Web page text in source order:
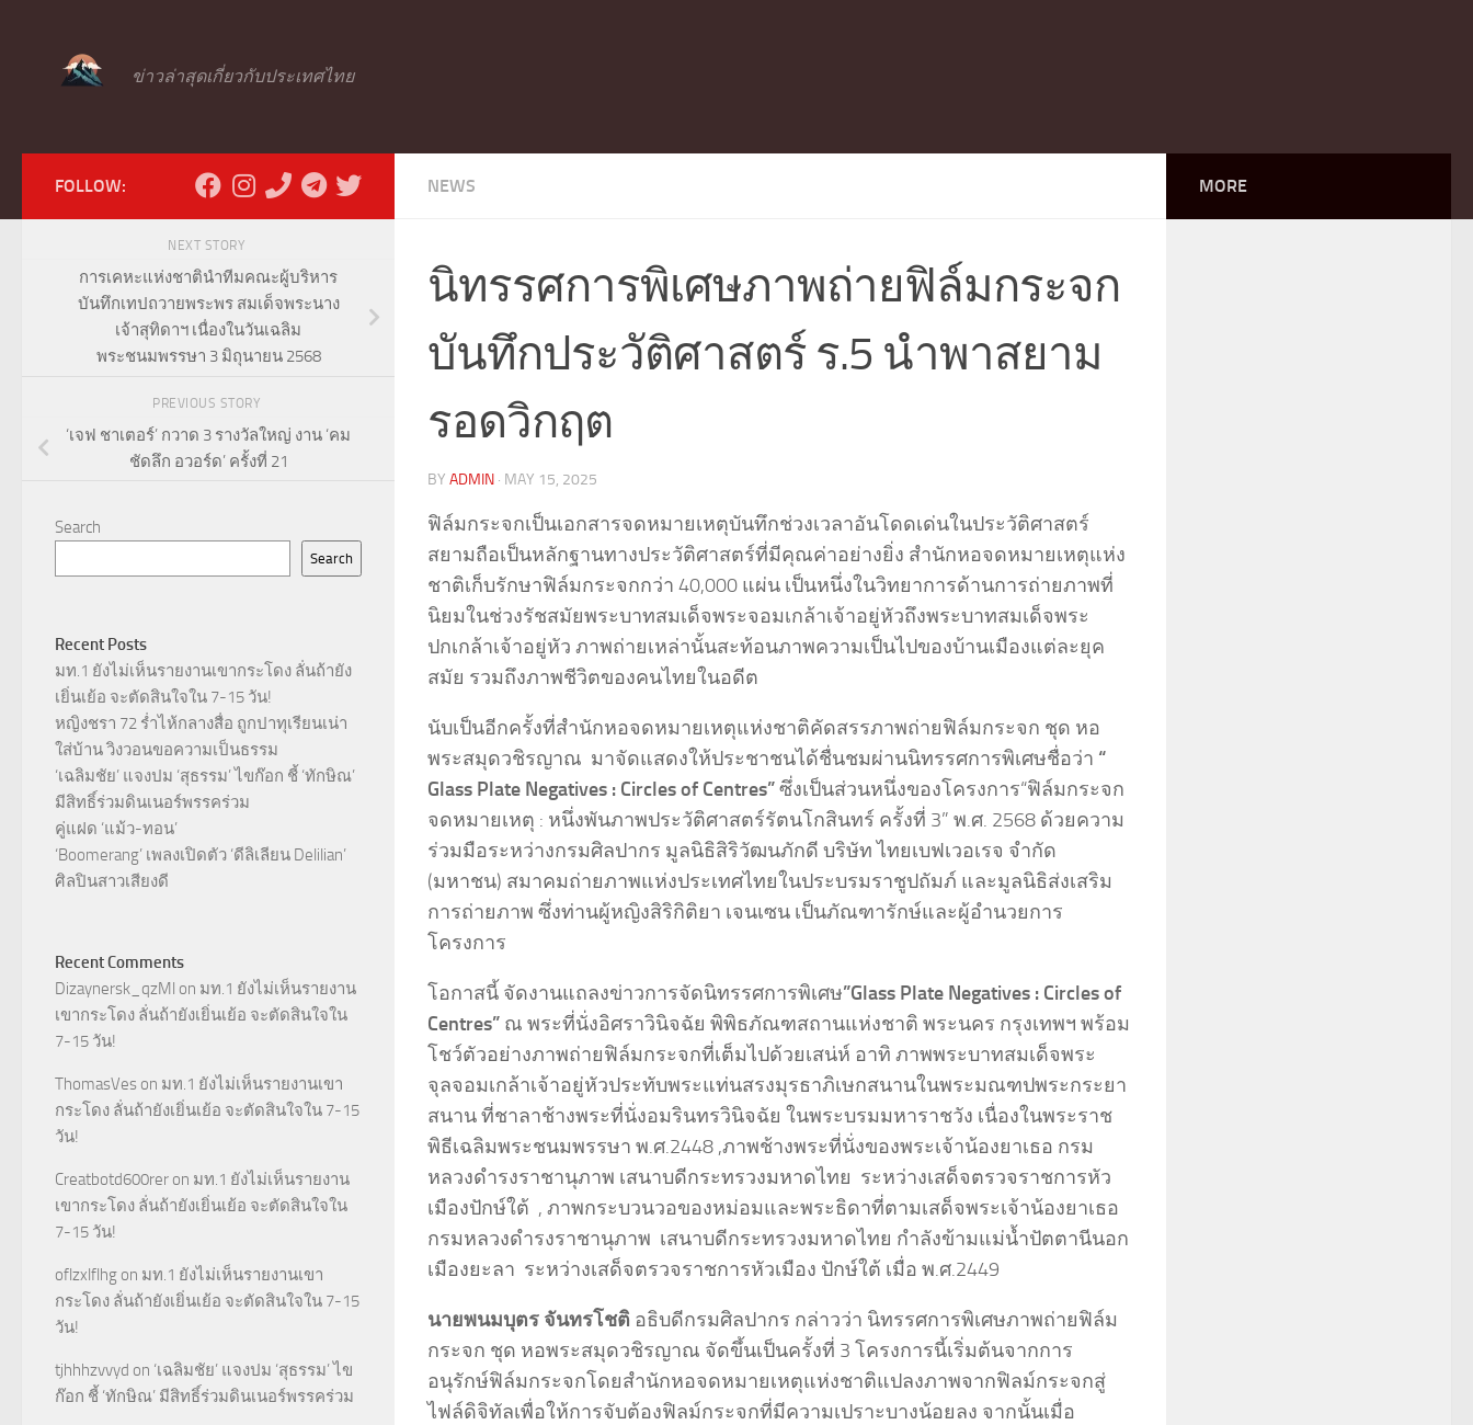
ข่าวล่าสุดเกี่ยวกับประเทศไทย
NEWS
นิทรรศการพิเศษภาพถ่ายฟิล์มกระจก
บันทึกประวัติศาสตร์ ร.5 นำพาสยาม
รอดวิกฤต
BY ADMIN · MAY 15, 2025
ฟิล์มกระจกเป็นเอกสารจดหมายเหตุบันทึกช่วงเวลาอันโดดเด่นในประวัติศาสตร์
สยามถือเป็นหลักฐานทางประวัติศาสตร์ที่มีคุณค่าอย่างยิ่ง สำนักหอจดหมายเหตุแห่ง
ชาติเก็บรักษาฟิล์มกระจกกว่า 40,000 แผ่น เป็นหนึ่งในวิทยาการด้านการถ่ายภาพที่
นิยมในช่วงรัชสมัยพระบาทสมเด็จพระจอมเกล้าเจ้าอยู่หัวถึงพระบาทสมเด็จพระ
ปกเกล้าเจ้าอยู่หัว ภาพถ่ายเหล่านั้นสะท้อนภาพความเป็นไปของบ้านเมืองแต่ละยุค
สมัย รวมถึงภาพชีวิตของคนไทยในอดีต
นับเป็นอีกครั้งที่สำนักหอจดหมายเหตุแห่งชาติคัดสรรภาพถ่ายฟิล์มกระจก ชุด หอ
พระสมุดวชิรญาณ มาจัดแสดงให้ประชาชนได้ชื่นชมผ่านนิทรรศการพิเศษชื่อว่า “
Glass Plate Negatives : Circles of Centres”ซึ่งเป็นส่วนหนึ่งของโครงการ“ฟิล์มกระจก
จดหมายเหตุ : หนึ่งพันภาพประวัติศาสตร์รัตนโกสินทร์ ครั้งที่ 3” พ.ศ. 2568 ด้วยความ
ร่วมมือระหว่างกรมศิลปากร มูลนิธิสิริวัฒนภักดี บริษัท ไทยเบฟเวอเรจ จำกัด
(มหาชน) สมาคมถ่ายภาพแห่งประเทศไทยในประบรมราชูปถัมภ์ และมูลนิธิส่งเสริม
การถ่ายภาพ ซึ่งท่านผู้หญิงสิริกิติยา เจนเซน เป็นภัณฑารักษ์และผู้อำนวยการ
โครงการ
โอกาสนี้ จัดงานแถลงข่าวการจัดนิทรรศการพิเศษ”Glass Plate Negatives : Circles of
Centres” ณ พระที่นั่งอิศราวินิจฉัย พิพิธภัณฑสถานแห่งชาติ พระนคร กรุงเทพฯ พร้อม
โชว์ตัวอย่างภาพถ่ายฟิล์มกระจกที่เต็มไปด้วยเสน่ห์ อาทิ ภาพพระบาทสมเด็จพระ
จุลจอมเกล้าเจ้าอยู่หัวประทับพระแท่นสรงมุรธาภิเษกสนานในพระมณฑปพระกระยา
สนาน ที่ชาลาช้างพระที่นั่งอมรินทรวินิจฉัย ในพระบรมมหาราชวัง เนื่องในพระราช
พิธีเฉลิมพระชนมพรรษา พ.ศ.2448 ,ภาพช้างพระที่นั่งของพระเจ้าน้องยาเธอ กรม
หลวงดำรงราชานุภาพ เสนาบดีกระทรวงมหาดไทย ระหว่างเสด็จตรวจราชการหัว
เมืองปักษ์ใต้ , ภาพกระบวนวอของหม่อมและพระธิดาที่ตามเสด็จพระเจ้าน้องยาเธอ
กรมหลวงดำรงราชานุภาพ เสนาบดีกระทรวงมหาดไทย กำลังข้ามแม่น้ำปัตตานีนอก
เมืองยะลา ระหว่างเสด็จตรวจราชการหัวเมือง ปักษ์ใต้ เมื่อ พ.ศ.2449
นายพนมบุตร จันทรโชติ อธิบดีกรมศิลปากร กล่าวว่า นิทรรศการพิเศษภาพถ่ายฟิล์ม
กระจก ชุด หอพระสมุดวชิรญาณ จัดขึ้นเป็นครั้งที่ 3 โครงการนี้เริ่มต้นจากการ
อนุรักษ์ฟิล์มกระจกโดยสำนักหอจดหมายเหตุแห่งชาติแปลงภาพจากฟิลม์กระจกสู่
ไฟล์ดิจิทัลเพื่อให้การจับต้องฟิลม์กระจกที่มีความเปราะบางน้อยลง จากนั้นเมื่อ
FOLLOW:
NEXT STORY
การเคหะแห่งชาตินำทีมคณะผู้บริหาร
บันทึกเทปถวายพระพร สมเด็จพระนาง
เจ้าสุทิดาฯ เนื่องในวันเฉลิม
พระชนมพรรษา 3 มิถุนายน 2568
PREVIOUS STORY
‘เจฟ ชาเตอร์’ กวาด 3 รางวัลใหญ่ งาน ‘คม
ชัดลึก อวอร์ด’ ครั้งที่ 21
Search
Search
Recent Posts
มท.1 ยังไม่เห็นรายงานเขากระโดง ลั่นถ้ายัง
เยิ่นเย้อ จะตัดสินใจใน 7-15 วัน!
หญิงชรา 72 ร่ำไห้กลางสื่อ ถูกปาทุเรียนเน่า
ใส่บ้าน วิงวอนขอความเป็นธรรม
‘เฉลิมชัย’ แจงปม ‘สุธรรม’ ไขก๊อก ชี้ ‘ทักษิณ’
มีสิทธิ์ร่วมดินเนอร์พรรคร่วม
คู่แฝด ‘แม้ว-ทอน’
‘Boomerang’ เพลงเปิดตัว ‘ดีลิเลียน Delilian’
ศิลปินสาวเสียงดี
Recent Comments
Dizaynersk_qzMl on มท.1 ยังไม่เห็นรายงาน
เขากระโดง ลั่นถ้ายังเยิ่นเย้อ จะตัดสินใจใน
7-15 วัน!
ThomasVes on มท.1 ยังไม่เห็นรายงานเขา
กระโดง ลั่นถ้ายังเยิ่นเย้อ จะตัดสินใจใน 7-15
วัน!
Creatbotd600rer on มท.1 ยังไม่เห็นรายงาน
เขากระโดง ลั่นถ้ายังเยิ่นเย้อ จะตัดสินใจใน
7-15 วัน!
oflzxlflhg on มท.1 ยังไม่เห็นรายงานเขา
กระโดง ลั่นถ้ายังเยิ่นเย้อ จะตัดสินใจใน 7-15
วัน!
tjhhhzvvyd on ‘เฉลิมชัย’ แจงปม ‘สุธรรม’ ไข
ก๊อก ชี้ ‘ทักษิณ’ มีสิทธิ์ร่วมดินเนอร์พรรคร่วม
MORE